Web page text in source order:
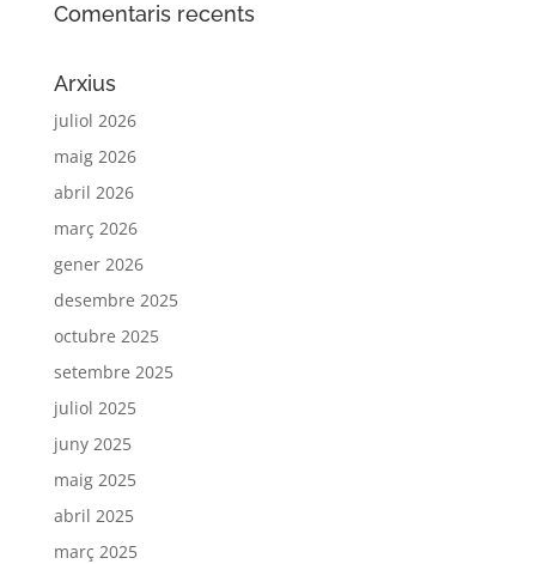
Comentaris recents
Arxius
juliol 2026
maig 2026
abril 2026
març 2026
gener 2026
desembre 2025
octubre 2025
setembre 2025
juliol 2025
juny 2025
maig 2025
abril 2025
març 2025